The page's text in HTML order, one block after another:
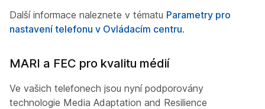
Další informace naleznete v tématu Parametry pro
nastavení telefonu v Ovládacím centru.
MARI a FEC pro kvalitu médií
Ve vašich telefonech jsou nyní podporovány
technologie Media Adaptation and Resilience